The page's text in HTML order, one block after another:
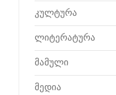
კულტურა
ლიტერატურა
მამული
მედია